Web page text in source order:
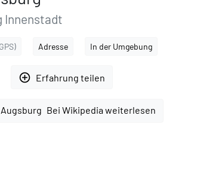
Innenstadt
Adresse In der Umgebung
add_circle_outline Erfahrung teilen
Bei Wikipedia weiterlesen